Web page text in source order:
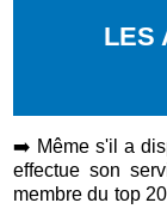
LES
➡️ Même s'il a
effectue son
membre du top